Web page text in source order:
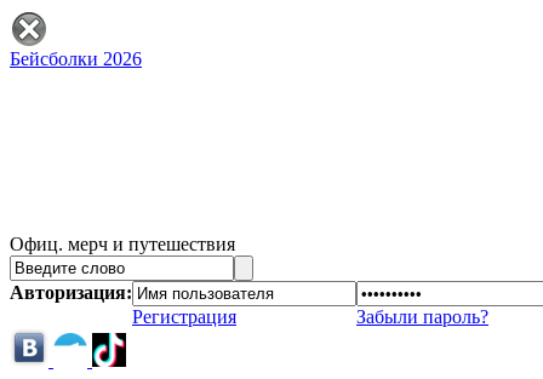
Бейсболки 2026
Офиц. мерч и путешествия
Авторизация:
Регистрация
Забыли пароль?